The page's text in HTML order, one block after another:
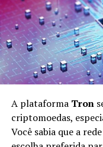
capacidade de
atividade acessível
outro lado, a
abrindo
usuários.
Entendendo
Pi Networké uma
introduziu a
A plataforma Tron
criptomoedas,
Você sabia que a rede